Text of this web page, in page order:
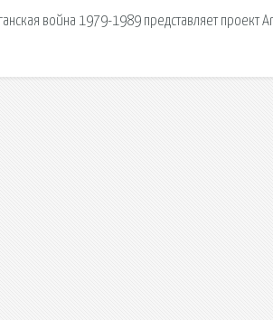
война 1979-1989 представляет проект